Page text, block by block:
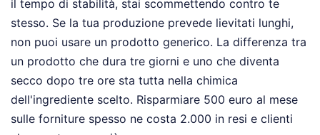
il tempo di stabilità, stai scommettendo contro te
stesso. Se la tua produzione prevede lievitati lunghi,
non puoi usare un prodotto generico. La differenza tra
un prodotto che dura tre giorni e uno che diventa
secco dopo tre ore sta tutta nella chimica
dell'ingrediente scelto. Risparmiare 500 euro al mese
sulle forniture spesso ne costa 2.000 in resi e clienti